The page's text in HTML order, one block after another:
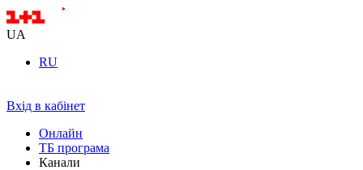
UA
RU
Вхід в кабінет
Онлайн
ТБ програма
Канали